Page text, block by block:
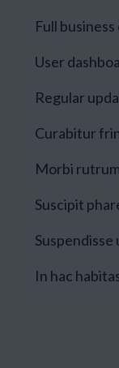
Full
User
Regular
Curabitur
Morbi
Suscipit
In hac